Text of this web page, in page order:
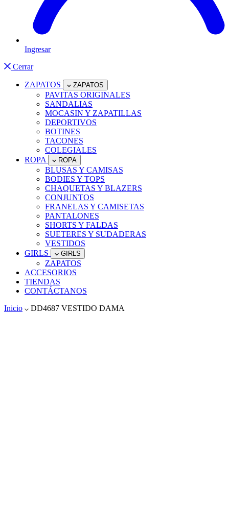
Ingresar
Cerrar
ZAPATOS ZAPATOS
PAVITAS ORIGINALES
SANDALIAS
MOCASIN Y ZAPATILLAS
DEPORTIVOS
BOTINES
TACONES
COLEGIALES
ROPA
ROPA
BLUSAS Y CAMISAS
BODIES Y TOPS
CHAQUETAS Y BLAZERS
CONJUNTOS
FRANELAS Y CAMISETAS
PANTALONES
SHORTS Y FALDAS
SUETERES Y SUDADERAS
VESTIDOS
GIRLS
GIRLS
ZAPATOS
ACCESORIOS
TIENDAS
CONTÁCTANOS
Inicio
DD4687 VESTIDO DAMA